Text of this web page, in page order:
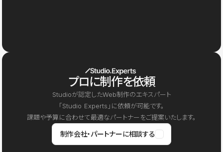
プロに制作を依頼
Studioが認定したWeb制作のエキスパート
「Studio Experts」に依頼が可能です。
課題や予算に合わせて最適なパートナーをご提案いたします。
制作会社・パートナーに相談する